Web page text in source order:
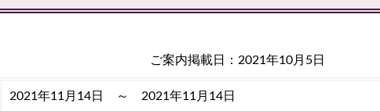
ご案内掲載日：2021年10月5日
2021年11月14日 ～ 2021年11月14日